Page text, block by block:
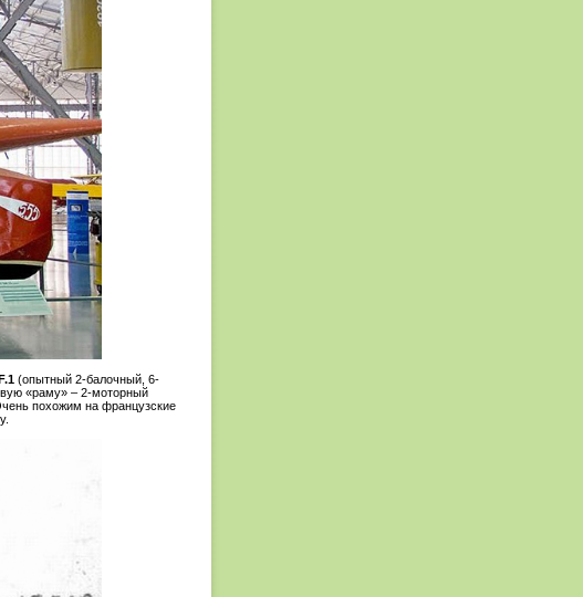
(опытный 2-балочный, 6-
«раму» – 2-моторный
похожим на французские